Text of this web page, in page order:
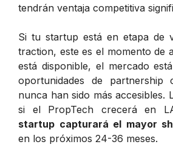
tendrán ventaja competitiva
Si tu startup está en etapa de
traction, este es el momento de
está disponible, el mercado
oportunidades de partnership
nunca han sido más accesibles.
si el PropTech crecerá en
startup capturará el mayor
en los próximos 24-36 meses.